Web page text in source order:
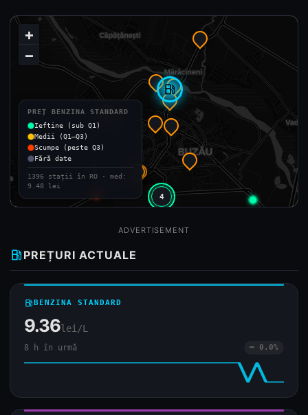
local_gas_station
4
+
−
PREȚ BENZINA STANDARD
Ieftine (sub Q1)
Medii (Q1–Q3)
Scumpe (peste Q3)
Fără date
1396 stații în RO · med:
9.48 lei
ADVERTISEMENT
local_gas_station PREȚURI ACTUALE
local_gas_stationBENZINA STANDARD
9.36lei/L
8 h în urmă ━ 0.0%